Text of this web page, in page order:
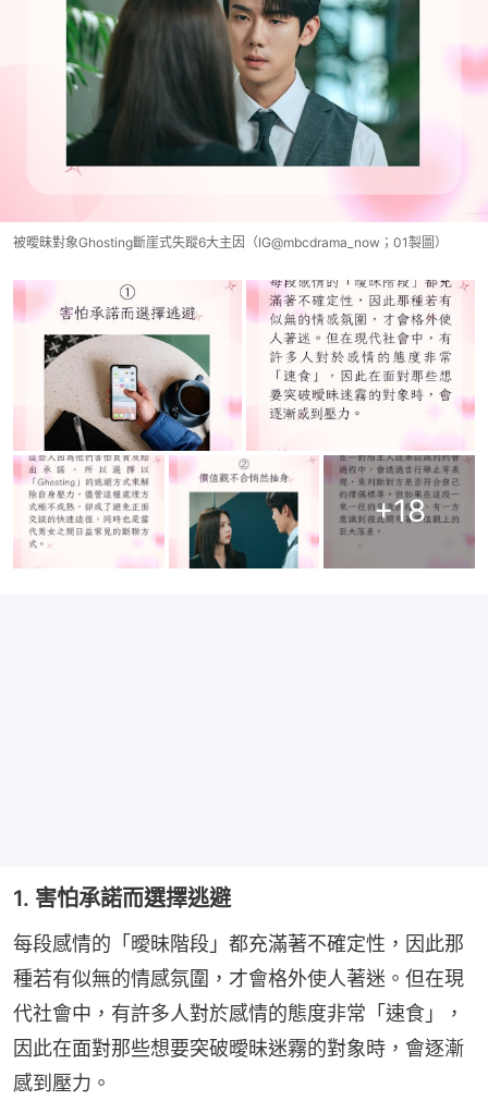
被曖昧對象Ghosting斷崖式失蹤6大主因（IG@mbcdrama_now；01製圖）
+18
1. 害怕承諾而選擇逃避
每段感情的「曖昧階段」都充滿著不確定性，因此那
種若有似無的情感氛圍，才會格外使人著迷。但在現
代社會中，有許多人對於感情的態度非常「速食」，
因此在面對那些想要突破曖昧迷霧的對象時，會逐漸
感到壓力。